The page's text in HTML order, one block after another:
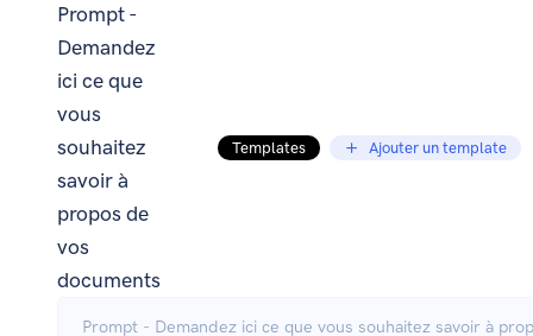
Prompt -
Demandez
ici ce que
vous
souhaitez
savoir à
propos de
vos
documents
Templates Ajouter un template